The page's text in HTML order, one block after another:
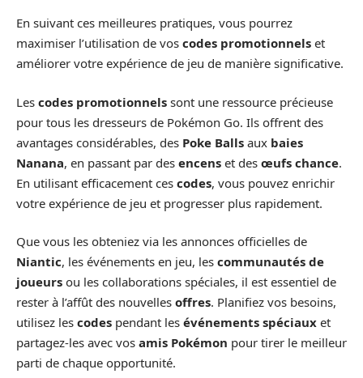
En suivant ces meilleures pratiques, vous pourrez
maximiser l’utilisation de vos codes promotionnels et
améliorer votre expérience de jeu de manière significative.
Les codes promotionnels sont une ressource précieuse
pour tous les dresseurs de Pokémon Go. Ils offrent des
avantages considérables, des Poke Balls aux baies
Nanana, en passant par des encens et des œufs chance.
En utilisant efficacement ces codes, vous pouvez enrichir
votre expérience de jeu et progresser plus rapidement.
Que vous les obteniez via les annonces officielles de
Niantic, les événements en jeu, les communautés de
joueurs ou les collaborations spéciales, il est essentiel de
rester à l’affût des nouvelles offres. Planifiez vos besoins,
utilisez les codes pendant les événements spéciaux et
partagez-les avec vos amis Pokémon pour tirer le meilleur
parti de chaque opportunité.